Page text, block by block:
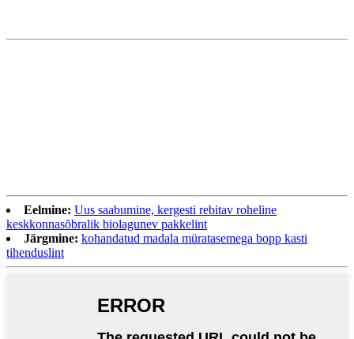
Eelmine: Uus saabumine, kergesti rebitav roheline
keskkonnasõbralik biolagunev pakkelint
Järgmine: kohandatud madala müratasemega bopp kasti
tihenduslint